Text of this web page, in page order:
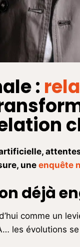
:
une enquête
déjà
comme un
les évolutions